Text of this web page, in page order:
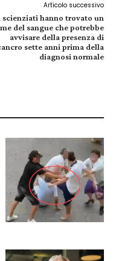
Articolo successivo
scienziati hanno trovato un
del sangue che potrebbe
avvisare della presenza di
sette anni prima della
diagnosi normale